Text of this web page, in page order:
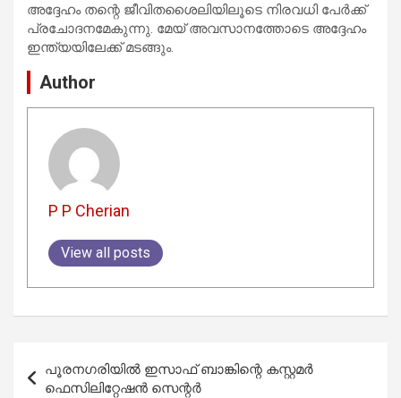
അദ്ദേഹം തന്റെ ജീവിതശൈലിയിലൂടെ നിരവധി പേർക്ക്
പ്രചോദനമേകുന്നു. മേയ് അവസാനത്തോടെ അദ്ദേഹം
ഇന്ത്യയിലേക്ക് മടങ്ങും.
Author
P P Cherian
View all posts
navigation
പൂരനഗരിയിൽ ഇസാഫ് ബാങ്കിന്റെ കസ്റ്റമര്‍
ഫെസിലിറ്റേഷന്‍ സെന്റര്‍